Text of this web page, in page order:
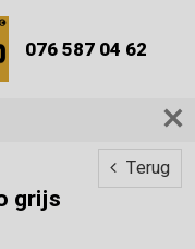
076 587 04 62
Terug
grijs